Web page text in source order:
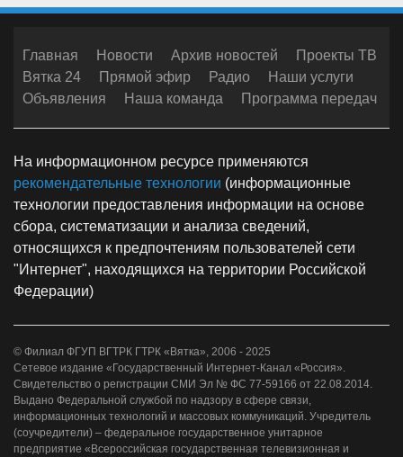
Главная Новости Архив новостей
Проекты ТВ
Вятка 24
Прямой эфир Радио
Наши услуги
Объявления
Наша команда Программа передач
На информационном ресурсе применяются
рекомендательные технологии (информационные
технологии предоставления информации на основе
сбора, систематизации и анализа сведений,
относящихся к предпочтениям пользователей сети
"Интернет", находящихся на территории Российской
Федерации)
© Филиал ФГУП ВГТРК ГТРК «Вятка», 2006 - 2025
Сетевое издание «Государственный Интернет-Канал «Россия».
Свидетельство о регистрации СМИ Эл № ФС 77-59166 от 22.08.2014.
Выдано Федеральной службой по надзору в сфере связи,
информационных технологий и массовых коммуникаций. Учредитель
(соучредители) – федеральное государственное унитарное
предприятие «Всероссийская государственная телевизионная и